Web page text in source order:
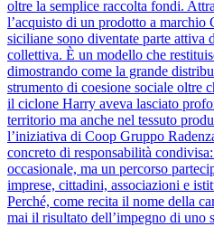
oltre la semplice raccolta fondi.
l’acquisto di un prodotto a
siciliane sono diventate parte attiva
collettiva. È un modello che
dimostrando come la grande
strumento di coesione sociale oltre
il ciclone Harry aveva lasciato
territorio ma anche nel tessuto
l’iniziativa di Coop Gruppo
concreto di responsabilità
occasionale, ma un percorso
imprese, cittadini, associazioni e
Perché, come recita il nome della
mai il risultato dell’impegno di uno